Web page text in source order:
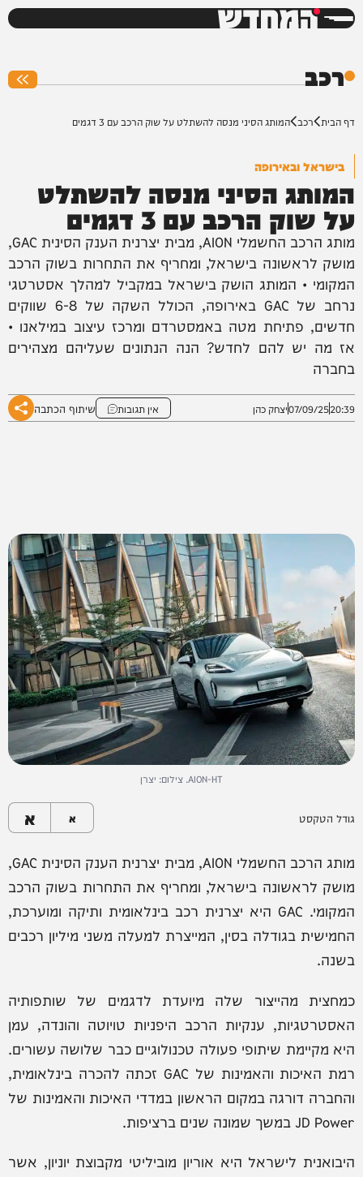
המחדש
רכב
דף הבית רכב המותג הסיני מנסה להשתלט על שוק הרכב עם 3 דגמים
בישראל ובאירופה
המותג הסיני מנסה להשתלט
על שוק הרכב עם 3 דגמים
מותג הרכב החשמלי AION, מבית יצרנית הענק הסינית GAC,
מושק לראשונה בישראל, ומחריף את התחרות בשוק הרכב
המקומי • המותג הושק בישראל במקביל למהלך אסטרטגי
נרחב של GAC באירופה, הכולל השקה של 6-8 שווקים
חדשים, פתיחת מטה באמסטרדם ומרכז עיצוב במילאנו •
אז מה יש להם לחדש? הנה הנתונים שעליהם מצהירים
בחברה
20:39
07/09/25יצחק כהן אין תגובות שיתוף הכתבה
AION-HT. צילום: יצרן
גודל הטקסט א א
מותג הרכב החשמלי AION, מבית יצרנית הענק הסינית GAC,
מושק לראשונה בישראל, ומחריף את התחרות בשוק הרכב
המקומי. GAC היא יצרנית רכב בינלאומית ותיקה ומוערכת,
החמישית בגודלה בסין, המייצרת למעלה משני מיליון רכבים
בשנה.
כמחצית מהייצור שלה מיועדת לדגמים של שותפותיה
האסטרטגיות, ענקיות הרכב היפניות טויוטה והונדה, עמן
היא מקיימת שיתופי פעולה טכנולוגיים כבר שלושה עשורים.
רמת האיכות והאמינות של GAC זכתה להכרה בינלאומית,
והחברה דורגה במקום הראשון במדדי האיכות והאמינות של
JD Power במשך שמונה שנים ברציפות.
היבואנית לישראל היא אוריון מוביליטי מקבוצת יוניון, אשר